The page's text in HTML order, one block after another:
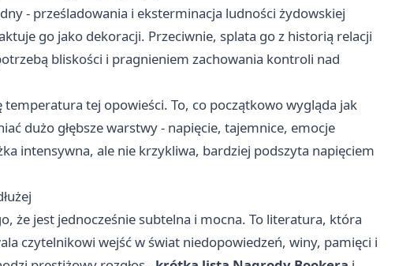
- prześladowania i eksterminacja ludności żydowskiej
go jako dekoracji. Przeciwnie, splata go z historią relacji
bliskości i pragnieniem zachowania kontroli nad
tej opowieści. To, co początkowo wygląda jak
dużo głębsze warstwy - napięcie, tajemnice, emocje
intensywna, ale nie krzykliwa, bardziej podszyta napięciem
że jest jednocześnie subtelna i mocna. To literatura, która
czytelnikowi wejść w świat niedopowiedzeń, winy, pamięci i